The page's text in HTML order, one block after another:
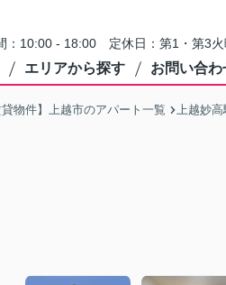
：10:00 - 18:00 定休日：第1・第3
エリアから探す お問い合わ
貸物件】上越市のアパート一覧 上越妙高